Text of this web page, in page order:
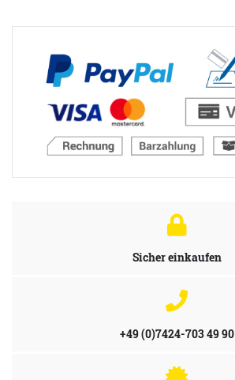
Sicher einkaufen
+49 (0)7424-703 49 90